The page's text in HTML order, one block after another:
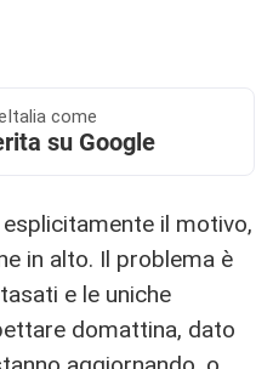
come
su Google
il motivo,
in alto. Il problema è
e le uniche
domattina, dato